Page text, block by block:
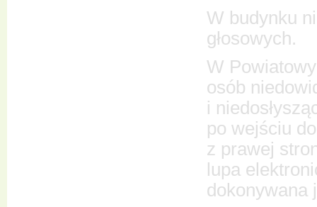
W budynku
głosowych.
W
osób
i
po wejściu
z prawej
lupa
dokonywana